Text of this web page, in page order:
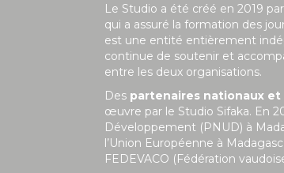
Le Studio a été créé en 2019
qui a assuré la formation des
est une entité entièrement
continue de soutenir et
entre les deux organisations.
Des partenaires nationaux
œuvre par le Studio Sifaka. En
Développement (PNUD) à
l’Union Européenne à
FEDEVACO (Fédération